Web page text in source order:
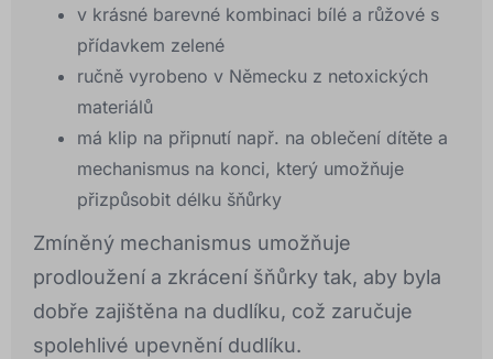
v krásné barevné kombinaci bílé a růžové s
přídavkem zelené
ručně vyrobeno v Německu z netoxických
materiálů
má klip na připnutí např. na oblečení dítěte a
mechanismus na konci, který umožňuje
přizpůsobit délku šňůrky
Zmíněný mechanismus umožňuje
prodloužení a zkrácení šňůrky tak, aby byla
dobře zajištěna na dudlíku, což zaručuje
spolehlivé upevnění dudlíku.